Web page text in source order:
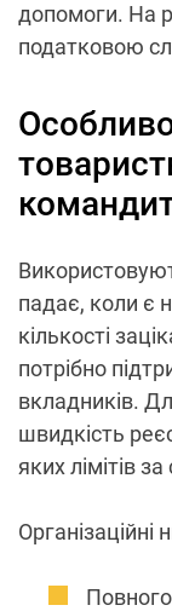
допомоги. На
податковою
падає, коли є
кількості
потрібно
вкладників.
швидкість
яких лімітів
Організаційні